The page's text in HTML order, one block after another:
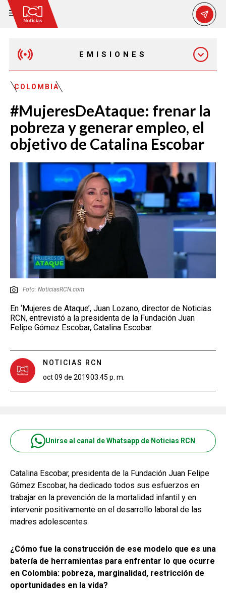
EMISIONES
EMISIÓN 12:30 PM
EMISIÓN 7:00 PM
EMISIÓN 11:30 PM
COLOMBIA
#MujeresDeAtaque: frenar la
pobreza y generar empleo, el
objetivo de Catalina Escobar
Foto: NoticiasRCN.com
En ‘Mujeres de Ataque’, Juan Lozano, director de Noticias
RCN, entrevistó a la presidenta de la Fundación Juan
Felipe Gómez Escobar, Catalina Escobar.
NOTICIAS RCN
oct 09 de 201903:45 p. m.
Unirse al canal de Whatsapp de Noticias RCN
Catalina Escobar, presidenta de la Fundación Juan Felipe
Gómez Escobar, ha dedicado todos sus esfuerzos en
trabajar en la prevención de la mortalidad infantil y en
intervenir positivamente en el desarrollo laboral de las
madres adolescentes.
¿Cómo fue la construcción de ese modelo que es una
batería de herramientas para enfrentar lo que ocurre
en Colombia: pobreza, marginalidad, restricción de
oportunidades en la vida?